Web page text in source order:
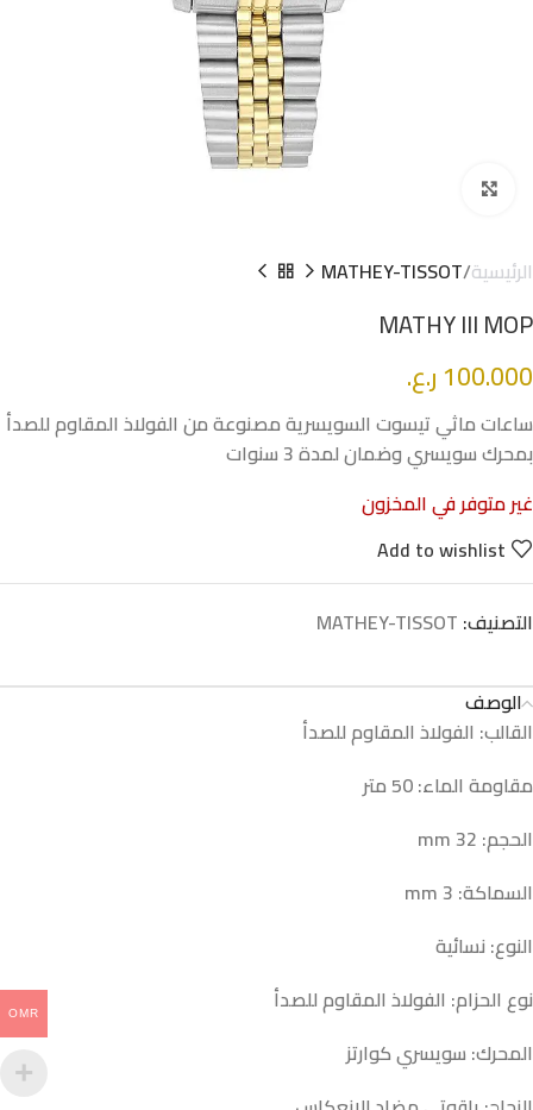
الرئيسية MATHEY-TISSOT
MATHY III MOP
100.000 ر.ع.
ساعات ماثي تيسوت السويسرية مصنوعة من الفولاذ المقاوم للصدأ
بمحرك سويسري وضمان لمدة 3 سنوات
غير متوفر في المخزون
Add to wishlist
التصنيف: MATHEY-TISSOT
الوصف
القالب: الفولاذ المقاوم للصدأ
مقاومة الماء: 50 متر
الحجم: 32 mm
السماكة: 3 mm
النوع: نسائية
نوع الحزام: الفولاذ المقاوم للصدأ
المحرك: سويسري كوارتز
OMR